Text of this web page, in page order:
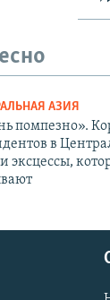
АЗИЯ
помпезно».
в
эксцессы,